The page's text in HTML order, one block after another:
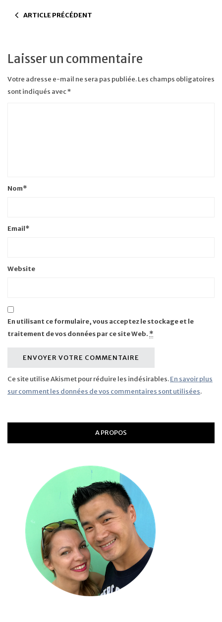
ARTICLE PRÉCÉDENT
Laisser un commentaire
Votre adresse e-mail ne sera pas publiée.Les champs obligatoires
sont indiqués avec*
Nom*
Email*
Website
En utilisant ce formulaire, vous acceptez le stockage et le
traitement de vos données par ce site Web. *
Ce site utilise Akismet pour réduire les indésirables.En savoir plus
sur comment les données de vos commentaires sont utilisées.
A PROPOS